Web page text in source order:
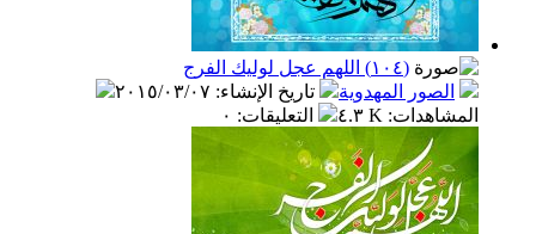
(١٠٤) اللهم عجل لوليك الفرج
الصور المهدوية
تاريخ الإنشاء: ٢٠١٥/٠٣/٠٧
المشاهدات: ٤.٣ K التعليقات: ٠